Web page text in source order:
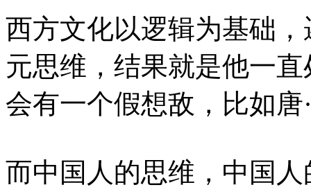
西方文化以逻辑为基础
元思维，结果就是他一
会有一个假想敌，比如唐
而中国人的思维，中国